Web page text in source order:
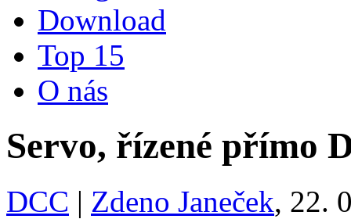
Download
Top 15
O nás
Servo, řízené přímo
DCC | Zdeno Janeček, 22.